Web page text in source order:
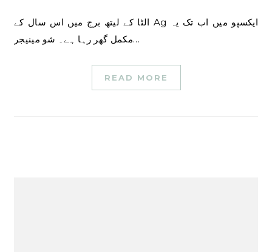
الٹا کے لیتھ برج میں اس سال کے Ag ایکسپو میں اب تک یہ
مکمل گھر رہا ہے۔ شو مینیجر…
READ MORE